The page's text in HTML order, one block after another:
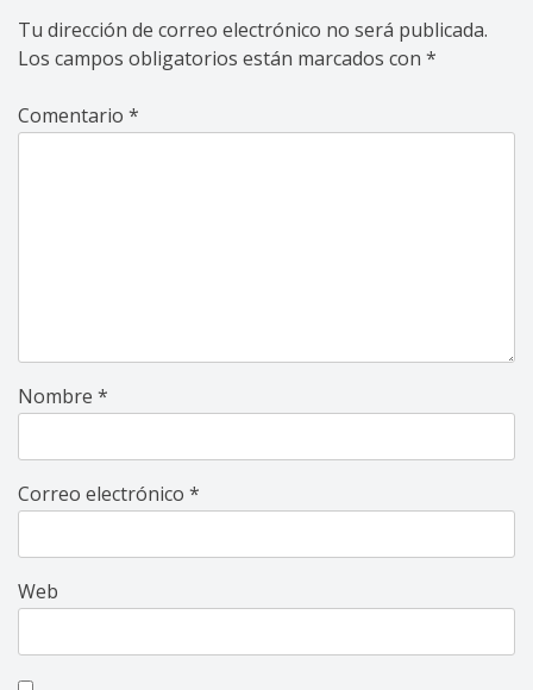
Tu dirección de correo electrónico no será publicada.
Los campos obligatorios están marcados con *
Comentario *
Nombre *
Correo electrónico *
Web